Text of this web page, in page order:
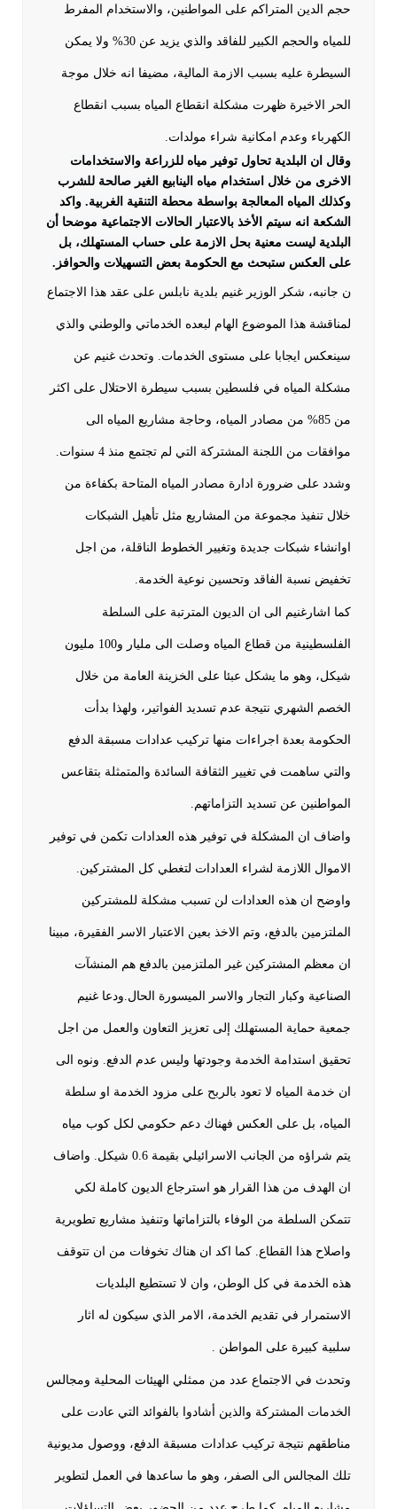
حجم الدين المتراكم على المواطنين، والاستخدام المفرط
للمياه والحجم الكبير للفاقد والذي يزيد عن 30% ولا يمكن
السيطرة عليه بسبب الازمة المالية، مضيفا انه خلال موجة
الحر الاخيرة ظهرت مشكلة انقطاع المياه بسبب انقطاع
الكهرباء وعدم امكانية شراء مولدات.
وكذلك المياه المعالجة بواسطة محطة التنقية الغربية.
على العكس ستبحث مع الحكومة بعض التسهيلات والحوافز.
ن جانبه، شكر الوزير غنيم بلدية نابلس على عقد هذا الاجتماع
لمناقشة هذا الموضوع الهام لبعده الخدماتي والوطني والذي
سينعكس ايجابا على مستوى الخدمات. وتحدث غنيم عن
مشكلة المياه في فلسطين بسبب سيطرة الاحتلال على اكثر
من 85% من مصادر المياه، وحاجة مشاريع المياه الى
موافقات من اللجنة المشتركة التي لم تجتمع منذ 4 سنوات.
وشدد على ضرورة ادارة مصادر المياه المتاحة بكفاءة من
خلال تنفيذ مجموعة من المشاريع مثل تأهيل الشبكات
اوانشاء شبكات جديدة وتغيير الخطوط الناقلة، من اجل
تخفيض نسبة الفاقد وتحسين نوعية الخدمة.
كما اشارغنيم الى ان الديون المترتبة على السلطة
الفلسطينية من قطاع المياه وصلت الى مليار و100 مليون
شيكل، وهو ما يشكل عبئا على الخزينة العامة من خلال
الخصم الشهري نتيجة عدم تسديد الفواتير، ولهذا بدأت
الحكومة بعدة اجراءات منها تركيب عدادات مسبقة الدفع
والتي ساهمت في تغيير الثقافة السائدة والمتمثلة بتقاعس
المواطنين عن تسديد التزاماتهم.
واضاف ان المشكلة في توفير هذه العدادات تكمن في توفير
الاموال اللازمة لشراء العدادات لتغطي كل المشتركين.
واوضح ان هذه العدادات لن تسبب مشكلة للمشتركين
الملتزمين بالدفع، وتم الاخذ بعين الاعتبار الاسر الفقيرة، مبينا
ان معظم المشتركين غير الملتزمين بالدفع هم المنشآت
الصناعية وكبار التجار والاسر الميسورة الحال.ودعا غنيم
جمعية حماية المستهلك إلى تعزيز التعاون والعمل من اجل
تحقيق استدامة الخدمة وجودتها وليس عدم الدفع. ونوه الى
ان خدمة المياه لا تعود بالربح على مزود الخدمة او سلطة
المياه، بل على العكس فهناك دعم حكومي لكل كوب مياه
يتم شراؤه من الجانب الاسرائيلي بقيمة 0.6 شيكل. واضاف
ان الهدف من هذا القرار هو استرجاع الديون كاملة لكي
تتمكن السلطة من الوفاء بالتزاماتها وتنفيذ مشاريع تطويرية
واصلاح هذا القطاع. كما اكد ان هناك تخوفات من ان تتوقف
هذه الخدمة في كل الوطن، وان لا تستطيع البلديات
الاستمرار في تقديم الخدمة، الامر الذي سيكون له اثار
سلبية كبيرة على المواطن .
وتحدث في الاجتماع عدد من ممثلي الهيئات المحلية ومجالس
الخدمات المشتركة والذين أشادوا بالفوائد التي عادت على
مناطقهم نتيجة تركيب عدادات مسبقة الدفع، ووصول مديونية
تلك المجالس الى الصفر، وهو ما ساعدها في العمل لتطوير